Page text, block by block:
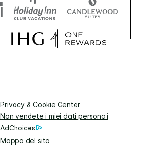
Privacy & Cookie Center
Non vendete i miei dati personali
AdChoices
Mappa del sito